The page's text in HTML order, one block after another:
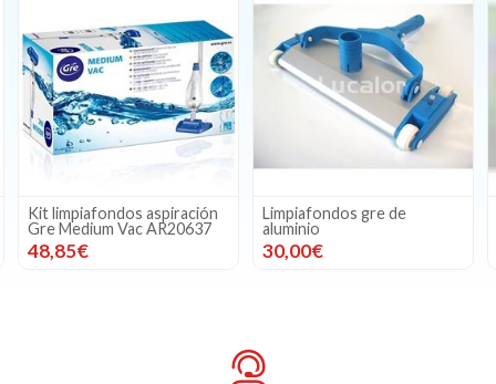
Limpiafondos gre de
aluminio
30,00€
Limpiafondos rotativo
ovalado
13,26€